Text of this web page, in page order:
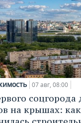
07 авг, 08:00
соцгорода
на крышах: как